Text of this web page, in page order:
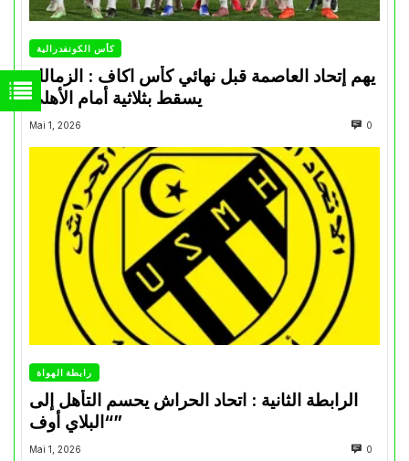
كأس الكونفدرالية
يهم إتحاد العاصمة قبل نهائي كأس اكاف : الزمالك
Mai 1, 2026 0
رابطة الهواة
الرابطة الثانية : اتحاد الحراش يحسم التأهل إلى
“البلاي أوف”
Mai 1, 2026 0